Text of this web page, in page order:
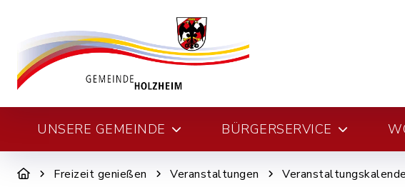
UNSERE GEMEINDE BÜRGERSERVICE
Freizeit genießen Veranstaltungen